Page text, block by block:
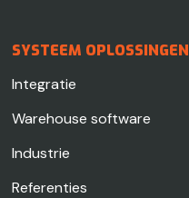
SYSTEEM OPLOSSINGEN
Integratie
Warehouse software
Industrie
Referenties